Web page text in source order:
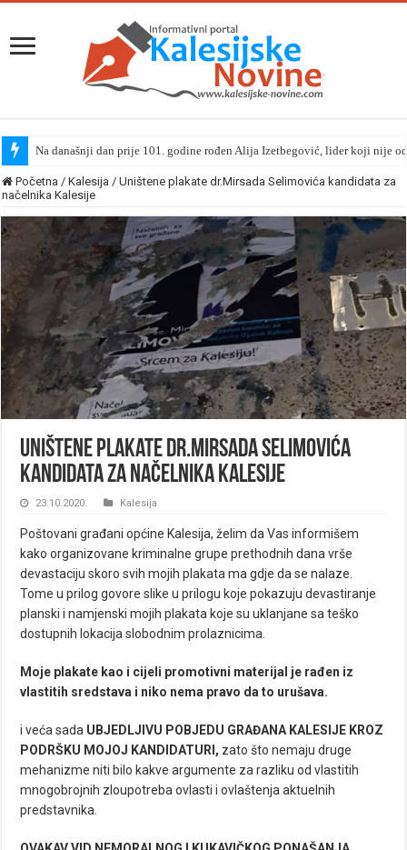
Na današnji dan prije 101. godine rođen Alija Izetbegović, lider koji nije
Početna / Kalesija / Uništene plakate dr.Mirsada Selimovića kandidata za
načelnika Kalesije
Uništene plakate dr.Mirsada Selimovića
kandidata za načelnika Kalesije
23.10.2020. Kalesija
Poštovani građani općine Kalesija, želim da Vas informišem
kako organizovane kriminalne grupe prethodnih dana vrše
devastaciju skoro svih mojih plakata ma gdje da se nalaze.
Tome u prilog govore slike u prilogu koje pokazuju devastiranje
planski i namjenski mojih plakata koje su uklanjane sa teško
dostupnih lokacija slobodnim prolaznicima.
Moje plakate kao i cijeli promotivni materijal je rađen iz
vlastitih sredstava i niko nema pravo da to urušava.
i veća sada UBJEDLJIVU POBJEDU GRAĐANA KALESIJE KROZ
PODRŠKU MOJOJ KANDIDATURI, zato što nemaju druge
mehanizme niti bilo kakve argumente za razliku od vlastitih
mnogobrojnih zloupotreba ovlasti i ovlaštenja aktuelnih
predstavnika.